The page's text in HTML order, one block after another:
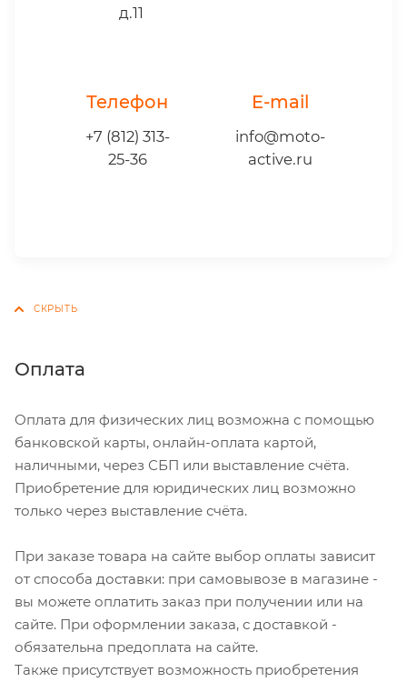
д.11
Телефон
+7 (812) 313-
25-36
E-mail
info@moto-
active.ru
Оплата
Оплата для физических лиц возможна с помощью
банковской карты, онлайн-оплата картой,
наличными, через СБП или выставление счёта.
Приобретение для юридических лиц возможно
только через выставление счёта.
При заказе товара на сайте выбор оплаты зависит
от способа доставки: при самовывозе в магазине -
вы можете оплатить заказ при получении или на
сайте. При оформлении заказа, с доставкой -
обязательна предоплата на сайте.
Также присутствует возможность приобретения